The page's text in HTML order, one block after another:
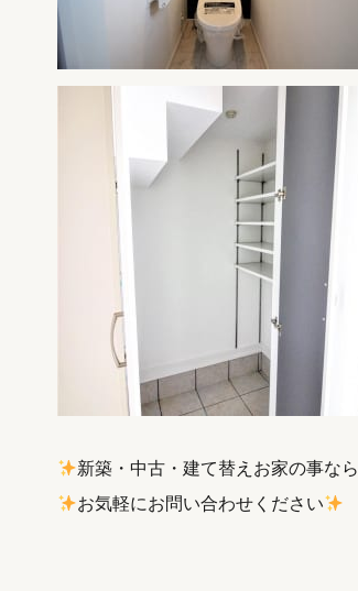
新築・中古・建て替えお家の事なら
お気軽にお問い合わせください